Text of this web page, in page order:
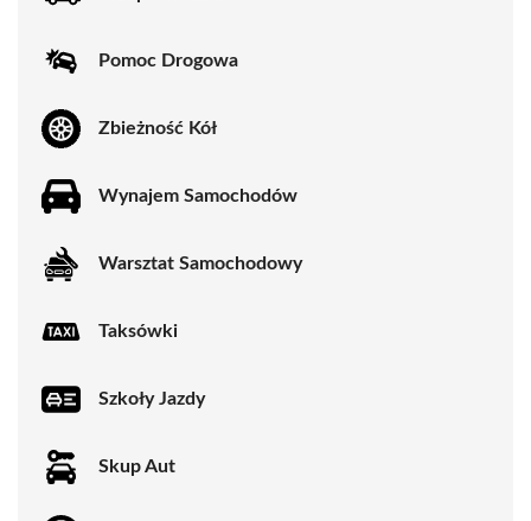
Pomoc Drogowa
Zbieżność Kół
Wynajem Samochodów
Warsztat Samochodowy
Taksówki
Szkoły Jazdy
Skup Aut